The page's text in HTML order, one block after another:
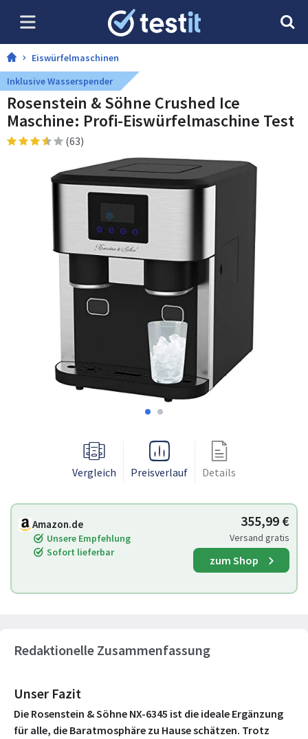
Eiswürfelmaschinen
Inklusive Wasserspender
Rosenstein & Söhne Crushed Ice
Maschine: Profi-Eiswürfelmaschine Test
(63)
Vergleich Preisverlauf Details
Amazon.de
Unsere Empfehlung
Sofort lieferbar
355,99 €
Versand gratis
zum Shop
Redaktionelle Zusammenfassung
Unser Fazit
Die Rosenstein & Söhne NX-6345 ist die ideale Ergänzung
für alle, die Baratmosphäre zu Hause schätzen. Trotz